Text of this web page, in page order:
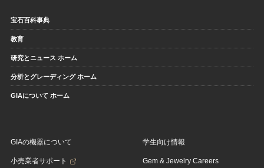
宝石百科事典
教育
研究とニュース ホーム
分析とグレーディング ホーム
GIAについて ホーム
GIAの機器について
小売業者サポート
学生向け情報
Gem & Jewelry Careers